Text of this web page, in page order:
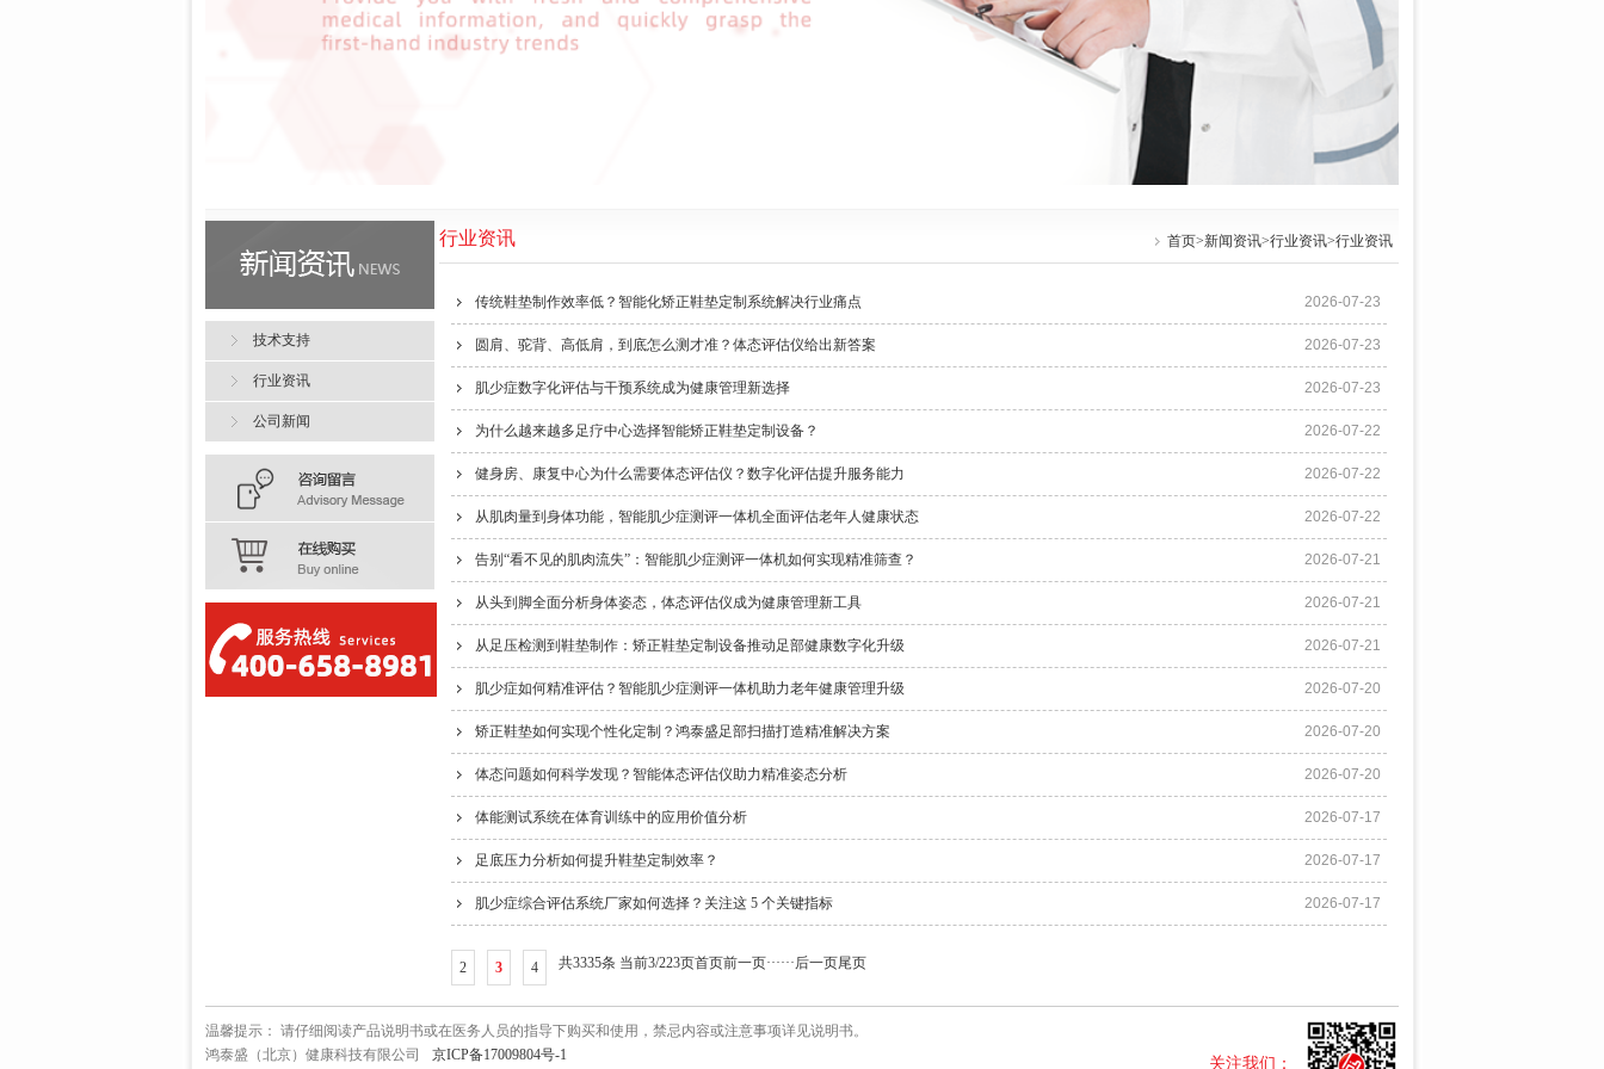
行业资讯 首页>新闻资讯>行业资讯>行业资讯
2026-07-23
传统鞋垫制作效率低？智能化矫正鞋垫定制系统解决行业痛点
2026-07-23
圆肩、驼背、高低肩，到底怎么测才准？体态评估仪给出新答案
2026-07-23
肌少症数字化评估与干预系统成为健康管理新选择
2026-07-22
为什么越来越多足疗中心选择智能矫正鞋垫定制设备？
2026-07-22
健身房、康复中心为什么需要体态评估仪？数字化评估提升服务能力
2026-07-22
从肌肉量到身体功能，智能肌少症测评一体机全面评估老年人健康状态
2026-07-21
告别“看不见的肌肉流失”：智能肌少症测评一体机如何实现精准筛查？
2026-07-21
从头到脚全面分析身体姿态，体态评估仪成为健康管理新工具
2026-07-21
从足压检测到鞋垫制作：矫正鞋垫定制设备推动足部健康数字化升级
2026-07-20
肌少症如何精准评估？智能肌少症测评一体机助力老年健康管理升级
2026-07-20
矫正鞋垫如何实现个性化定制？鸿泰盛足部扫描打造精准解决方案
2026-07-20
体态问题如何科学发现？智能体态评估仪助力精准姿态分析
2026-07-17
体能测试系统在体育训练中的应用价值分析
2026-07-17
足底压力分析如何提升鞋垫定制效率？
2026-07-17
肌少症综合评估系统厂家如何选择？关注这 5 个关键指标
共3335条 当前3/223页首页前一页···
2 3 4 ··· 后一页尾页
技术支持
行业资讯
公司新闻
温馨提示： 请仔细阅读产品说明书或在医务人员的指导下购买和使用，禁忌内容或注意事项详见说明书。
鸿泰盛（北京）健康科技有限公司
京ICP备17009804号-1
关注我们：